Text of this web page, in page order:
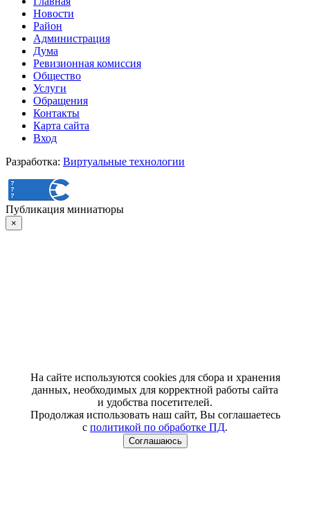
Новости
Район
Администрация
Дума
Ревизионная комиссия
Общество
Услуги
Обращения
Контакты
Карта сайта
Вход
Разработка: Виртуальные технологии
Публикация миниатюры
×
На сайте используются cookies для сбора и хранения
данных, необходимых для корректной работы сайта
и удобства посетителей.
Продолжая использовать наш сайт, Вы соглашаетесь
с политикой по обработке ПД.
Соглашаюсь